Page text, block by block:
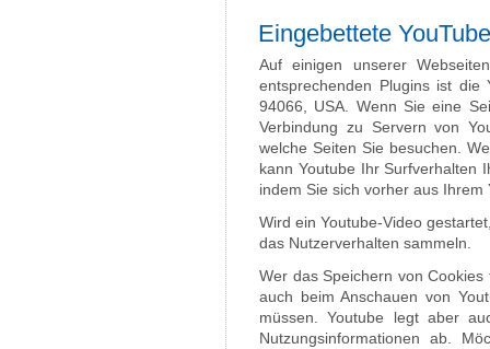
Eingebettete
Auf einigen unserer
entsprechenden Plugins ist die
94066, USA. Wenn Sie eine
Verbindung zu Servern von
welche Seiten Sie besuchen.
kann Youtube Ihr Surfverhalten
indem Sie sich vorher aus
Wird ein Youtube-Video
das Nutzerverhalten sammeln.
Wer das Speichern von
auch beim Anschauen von
müssen. Youtube legt aber
Nutzungsinformationen ab.